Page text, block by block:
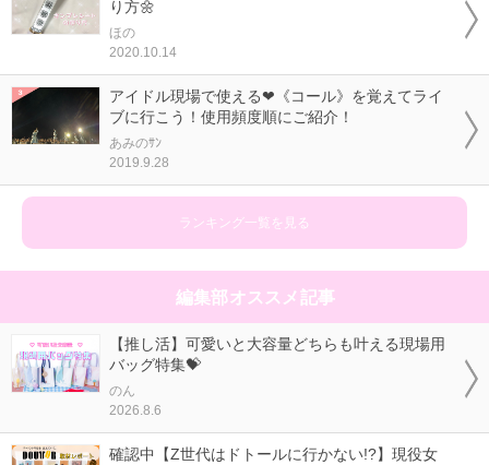
り方🌼
ほの
2020.10.14
アイドル現場で使える❤《コール》を覚えてライ
ブに行こう！使用頻度順にご紹介！
あみのｻﾝ
2019.9.28
ランキング一覧を見る
編集部オススメ記事
【推し活】可愛いと大容量どちらも叶える現場用
バッグ特集💝
のん
2026.8.6
確認中【Z世代はドトールに行かない!?】現役女